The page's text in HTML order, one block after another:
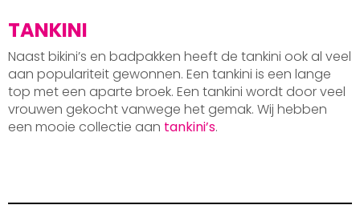
TANKINI
Naast bikini’s en badpakken heeft de tankini ook al veel
aan populariteit gewonnen. Een tankini is een lange
top met een aparte broek. Een tankini wordt door veel
vrouwen gekocht vanwege het gemak. Wij hebben
een mooie collectie aan tankini’s.